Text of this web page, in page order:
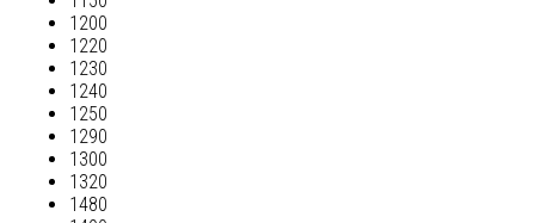
1200
1220
1230
1240
1250
1290
1300
1320
1480